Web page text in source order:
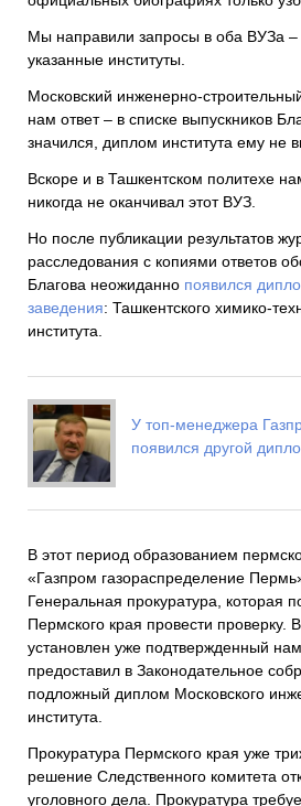
Мы направили запросы в оба ВУЗа –
указанные институты.
Московский инженерно-
нам ответ – в списке выпускников
значился, диплом института ему не
Вскоре и в Ташкентском политехе
никогда не оканчивал этот ВУЗ.
Но после публикации результатов
расследования с копиями ответов
Благова неожиданно появился
заведения: Ташкентского химико-
института.
У топ-менеджера
появился другой
В этот период образованием
«Газпром газораспределение
Генеральная прокуратура, которая
Пермского края провести проверку.
установлен уже подтвержденный
предоставил в Законодательное
подложный диплом Московского
института.
Прокуратура Пермского края уже
решение Следственного комитета
уголовного дела. Прокуратура